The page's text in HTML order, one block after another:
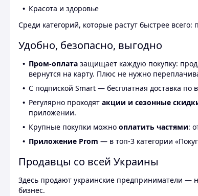
Красота и здоровье
Среди категорий, которые растут быстрее
Удобно, безопасно, выгодно
Пром-оплата защищает каждую покупку:
вернутся на карту. Плюс не нужно
С подпиской Smart — бесплатная доставка по
Регулярно проходят акции и сезонные
приложении.
Крупные покупки можно оплатить частями:
Приложение Prom — в топ-3 категории
Продавцы со всей Украины
Здесь продают украинские предприниматели —
бизнес.